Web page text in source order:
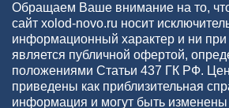
Обращаем Ваше внимание на то,
сайт xolod-novo.ru носит
информационный характер и ни при
является публичной офертой,
положениями Статьи 437 ГК РФ.
приведены как приблизительная
информация и могут быть